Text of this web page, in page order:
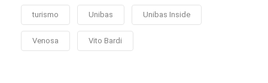
turismo Unibas Unibas Inside
Venosa Vito Bardi